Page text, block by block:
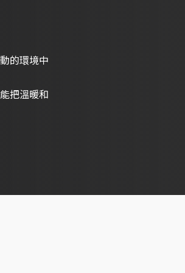
的環境中
把溫暖和